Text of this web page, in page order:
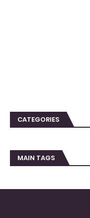
CATEGORIES
MAIN TAGS